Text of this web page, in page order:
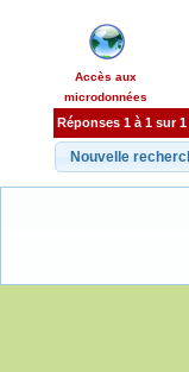
Accès aux
microdonnées
Réponses 1 à 1 sur 1